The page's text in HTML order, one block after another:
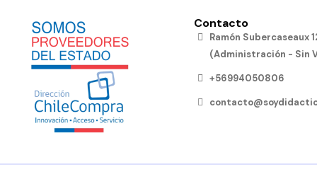
Contacto
Ramón Subercaseaux
(Administración - Sin
+56994050806